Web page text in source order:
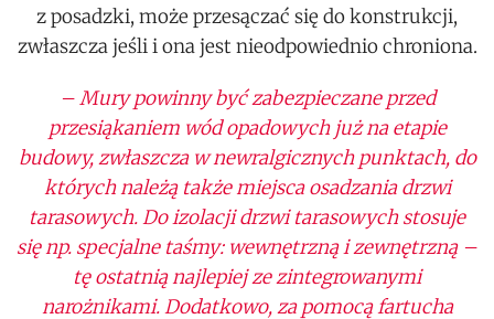
z posadzki, może przesączać się do konstrukcji,
zwłaszcza jeśli i ona jest nieodpowiednio chroniona.
– Mury powinny być zabezpieczane przed
przesiąkaniem wód opadowych już na etapie
budowy, zwłaszcza w newralgicznych punktach, do
których należą także miejsca osadzania drzwi
tarasowych. Do izolacji drzwi tarasowych stosuje
się np. specjalne taśmy: wewnętrzną i zewnętrzną –
tę ostatnią najlepiej ze zintegrowanymi
narożnikami. Dodatkowo, za pomocą fartucha